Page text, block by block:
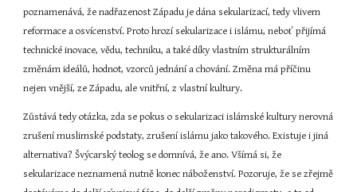
poznamenává, že nadřazenost Západu je dána sekularizací, tedy vlivem
reformace a osvícenství. Proto hrozí sekularizace i islámu, neboť přijímá
technické inovace, vědu, techniku, a také díky vlastním strukturálním
změnám ideálů, hodnot, vzorců jednání a chování. Změna má příčinu
nejen vnější, ze Západu, ale vnitřní, z vlastní kultury.
Zůstává tedy otázka, zda se pokus o sekularizaci islámské kultury nerovná
zrušení muslimské podstaty, zrušení islámu jako takového. Existuje i jiná
alternativa? Švýcarský teolog se domnívá, že ano. Všímá si, že
sekularizace neznamená nutně konec náboženství. Pozoruje, že se zřejmě